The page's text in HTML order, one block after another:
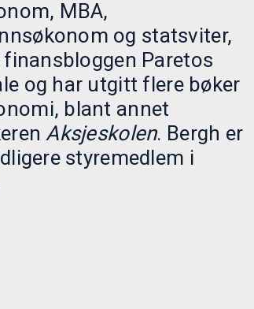
MBA,
og statsviter,
Paretos
og har utgitt flere bøker
blant annet
Aksjeskolen. Bergh er
styremedlem i